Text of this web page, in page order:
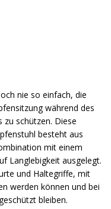
nie so einfach, die
während des
schützen. Diese
besteht aus
mit einem
Langlebigkeit ausgelegt.
und Haltegriffe, mit
werden können und bei
bleiben.